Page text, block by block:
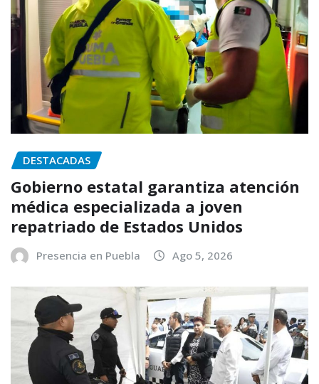
DESTACADAS
Gobierno estatal garantiza atención
médica especializada a joven
repatriado de Estados Unidos
Presencia en Puebla Ago 5, 2026